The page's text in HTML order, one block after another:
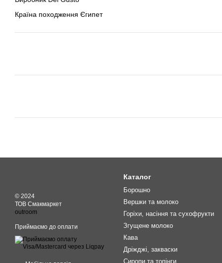
Країна походження Єгипет
© 2024
ТОВ Смакмаркет
outroom
Приймаємо до оплати
Каталог
Борошно
Вершки та молоко
Горіхи, насіння та сухофрукти
Згущене молоко
Кава
Дріжджі, закваски
Сиропи та топінги